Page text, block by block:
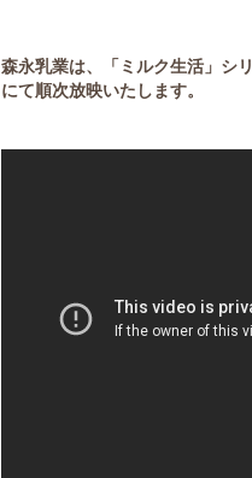
森永乳業は、「ミルク生活」シ
にて順次放映いたします。